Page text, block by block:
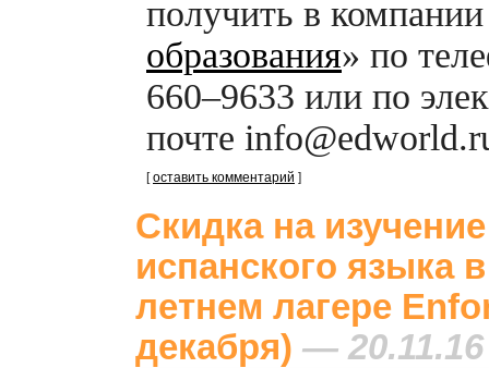
получить в
образования» по
660–9633 или по
почте
[оставить комментарий ]
Скидка на изучение
испанского языка
летнем лагере
декабря) — 20.11.16